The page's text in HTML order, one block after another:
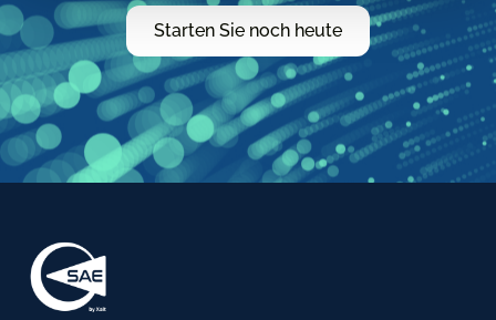
Starten Sie noch heute